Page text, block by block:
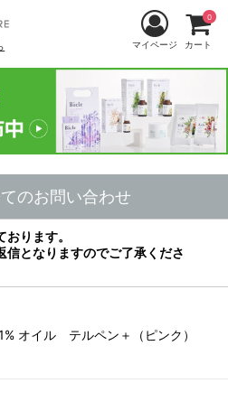
マイページ カート
0
のお問い合わせ
ります。
信となりますのでご了承くださ
オイル テルペン＋（ピンク）